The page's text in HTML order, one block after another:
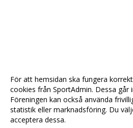
För att hemsidan ska fungera
cookies från SportAdmin. Dessa går
Föreningen kan också använda
statistik eller marknadsföring. Du
acceptera dessa.